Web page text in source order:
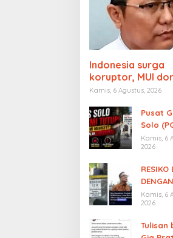
Indonesia surga
koruptor, MUI
hukum Mati,
Kamis, 6 Agustus, 2026
Pusat
Solo
setelah
selama
Ekonomi
Kamis, 6
2026
RESIKO
Kamis, 6
2026
Tulisan